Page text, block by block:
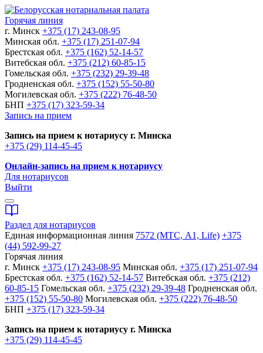
Горячая линия
г. Минск +375 (17) 243-08-95
Минская обл. +375 (17) 251-07-94
Брестская обл. +375 (162) 52-14-57
Витебская обл. +375 (212) 60-85-15
Гомельская обл. +375 (232) 29-39-48
Гродненская обл. +375 (152) 55-50-80
Могилевская обл. +375 (222) 76-48-50
БНП +375 (17) 323-59-34
Запись на прием
Запись на прием к нотариусу г. Минска
+375 (29) 114-45-45
Онлайн-запись на прием к нотариусу
Для нотариусов
Выйти
Раздел для нотариусов
Единая информационная линия 7572 (МТС, A1, Life) +375
(44) 592-99-27
Горячая линия
г. Минск +375 (17) 243-08-95 Минская обл. +375 (17) 251-07-94
Брестская обл. +375 (162) 52-14-57 Витебская обл. +375 (212)
60-85-15 Гомельская обл. +375 (232) 29-39-48 Гродненская обл.
+375 (152) 55-50-80 Могилевская обл. +375 (222) 76-48-50
БНП +375 (17) 323-59-34
Запись на прием к нотариусу г. Минска
+375 (29) 114-45-45